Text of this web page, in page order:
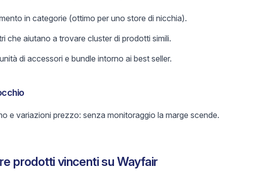
in categorie (ottimo per uno store di nicchia).
che aiutano a trovare cluster di prodotti simili.
di accessori e bundle intorno ai best seller.
e variazioni prezzo: senza monitoraggio la marge scende.
prodotti vincenti su Wayfair